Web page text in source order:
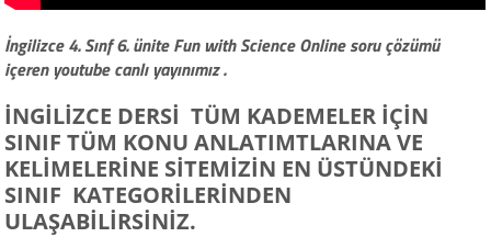
İngilizce 4. Sınf 6. ünite Fun with Science Online soru çözümü
içeren youtube canlı yayınımız .
İNGİLİZCE DERSİ TÜM KADEMELER İÇİN
SINIF TÜM KONU ANLATIMTLARINA VE
KELİMELERİNE SİTEMİZİN EN ÜSTÜNDEKİ
SINIF KATEGORİLERİNDEN
ULAŞABİLİRSİNİZ.